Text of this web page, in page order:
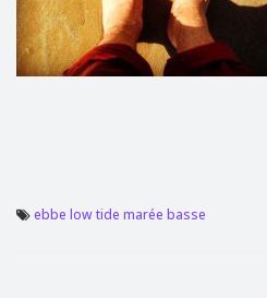
ebbe low tide marée basse